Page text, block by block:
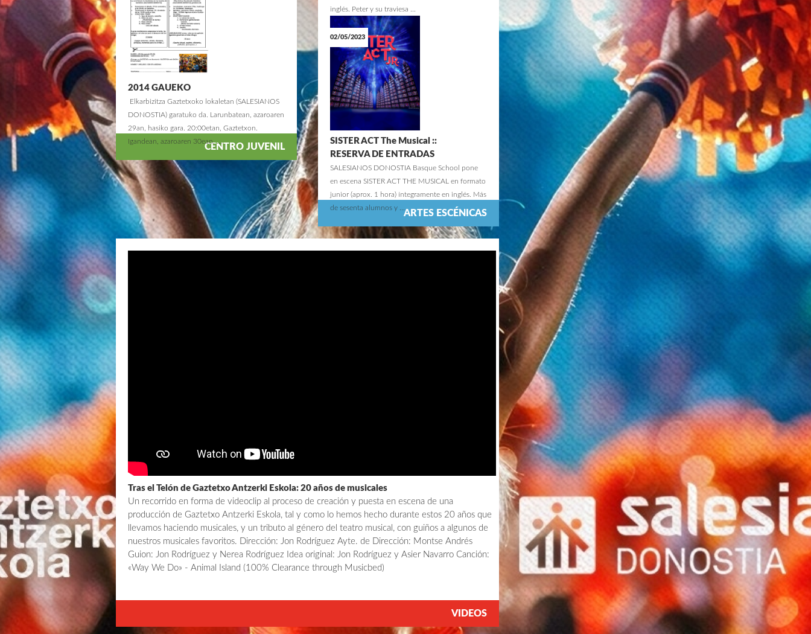
2014 GAUEKO
Elkarbizitza Gaztetxoko lokaletan (SALESIANOS
DONOSTIA) garatuko da. Larunbatean, azaroaren
29an, hasiko gara. 20:00etan, Gaztetxon.
Igandean, azaroaren 30ean, ...
CENTRO JUVENIL
inglés. Peter y su traviesa ...
02/05/2023
SISTER ACT The Musical ::
RESERVA DE ENTRADAS
SALESIANOS DONOSTIA Basque School pone
en escena SISTER ACT THE MUSICAL en formato
junior (aprox. 1 hora) íntegramente en inglés. Más
de sesenta alumnos y ...
ARTES ESCÉNICAS
Tras el Telón de Gaztetxo Antzerki Eskola: 20 años de musicales
Un recorrido en forma de videoclip al proceso de creación y puesta en escena de una
producción de Gaztetxo Antzerki Eskola, tal y como lo hemos hecho durante estos 20 años que
llevamos haciendo musicales, y un tributo al género del teatro musical, con guiños a algunos de
nuestros musicales favoritos. Dirección: Jon Rodríguez Ayte. de Dirección: Montse Andrés
Guion: Jon Rodríguez y Nerea Rodríguez Idea original: Jon Rodríguez y Asier Navarro Canción:
«Way We Do» - Animal Island (100% Clearance through Musicbed)
VIDEOS